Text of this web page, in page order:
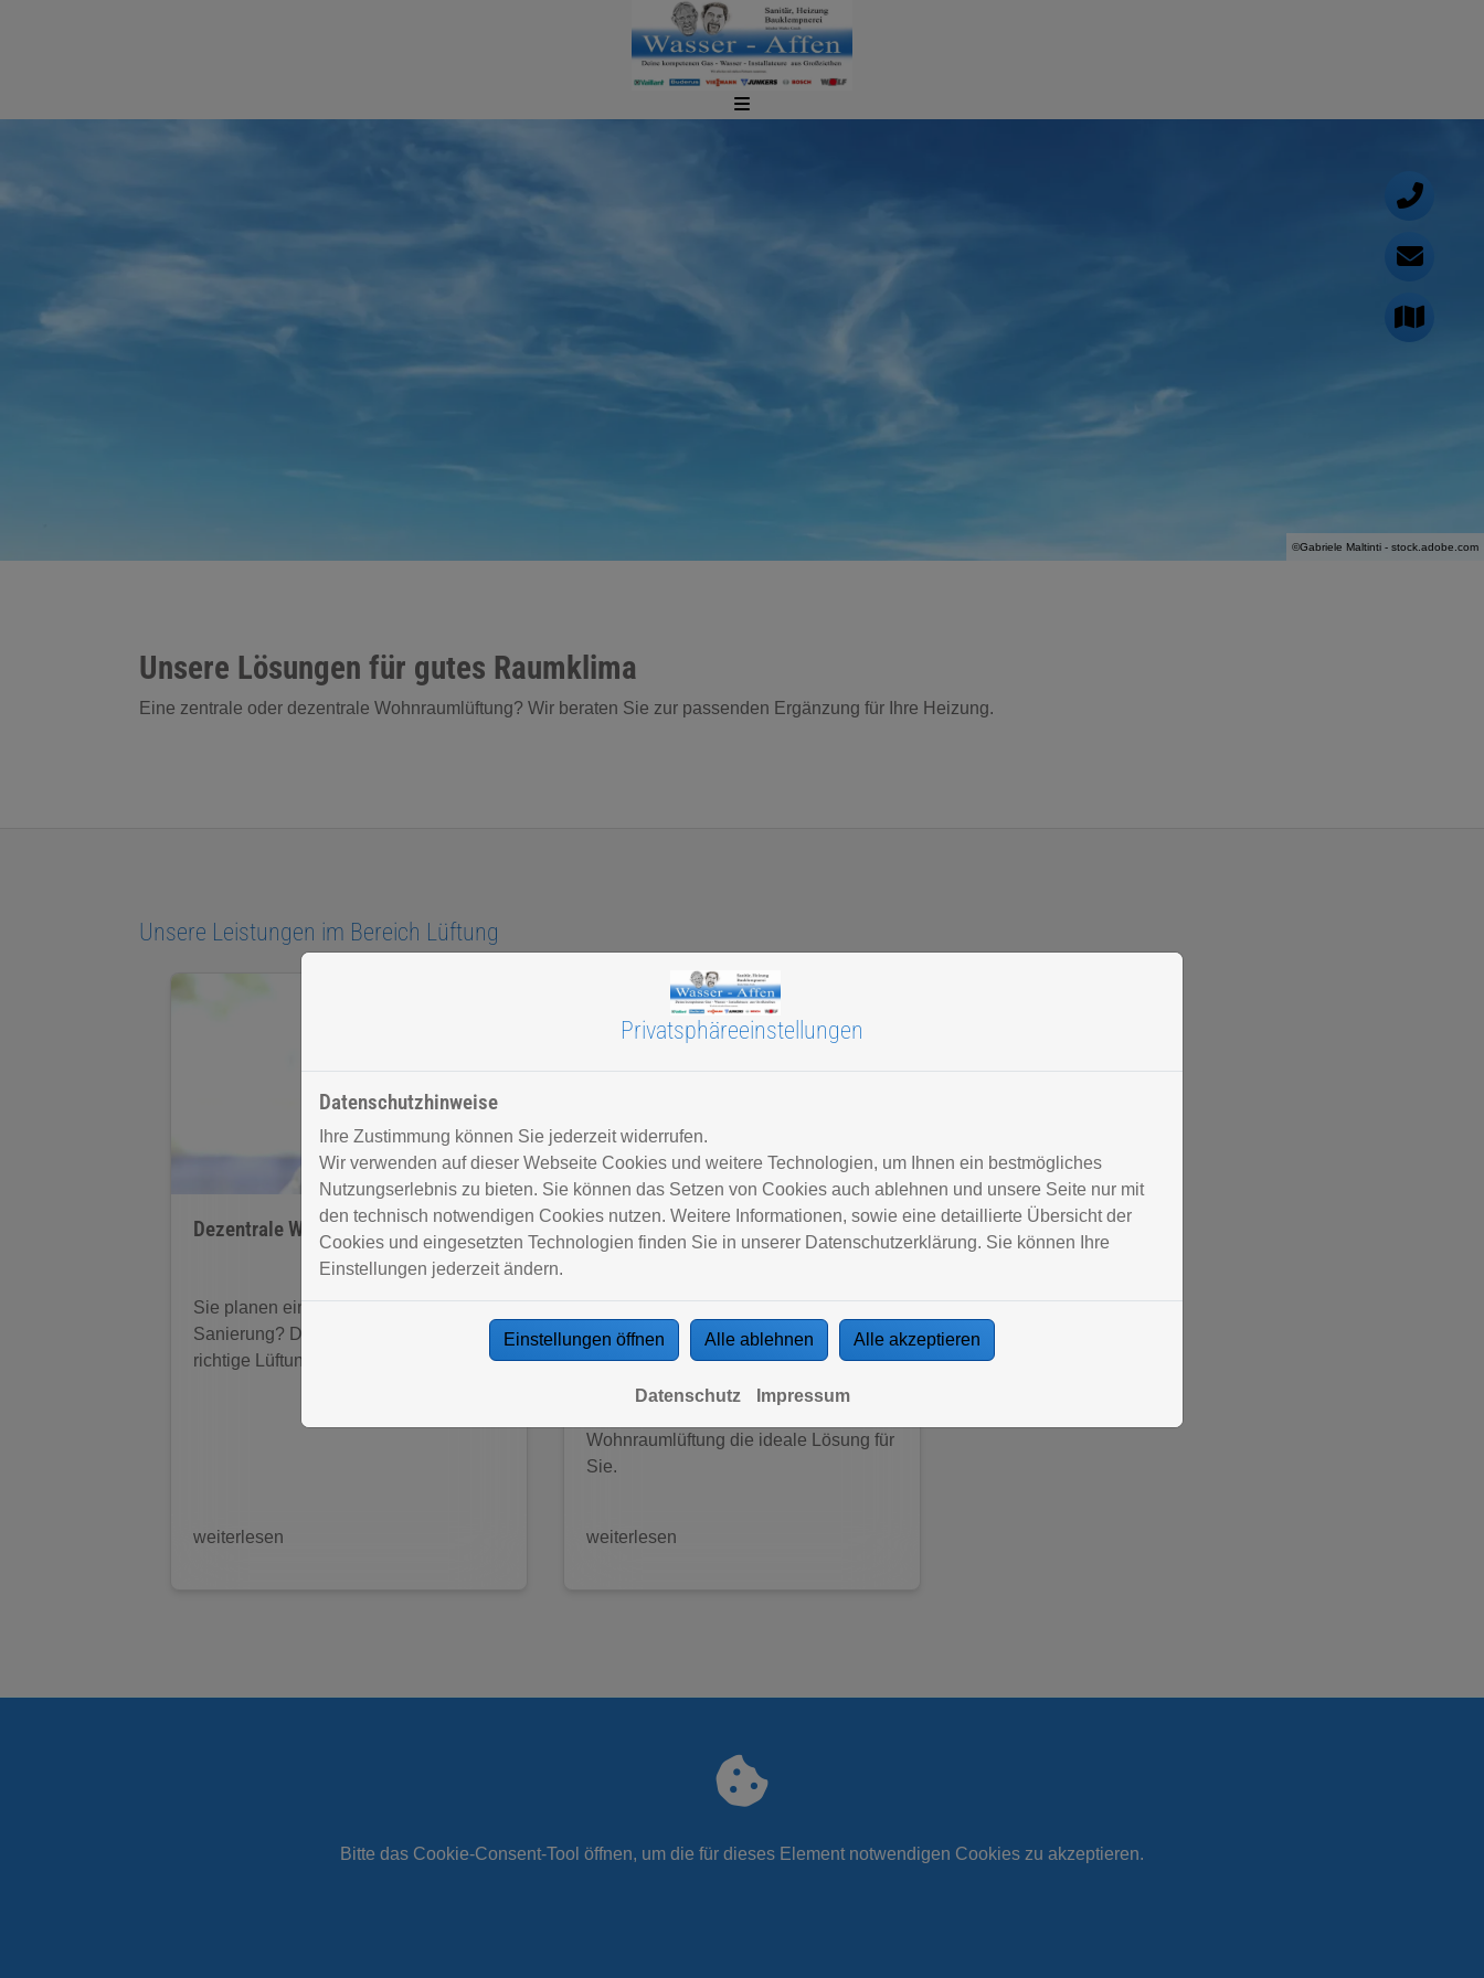
©Gabriele Maltinti - stock.adobe.com
Unsere Lösungen für gutes Raumklima
Eine zentrale oder dezentrale Wohnraumlüftung? Wir beraten Sie zur passenden Ergänzung für Ihre Heizung.
Unsere Leistungen im Bereich Lüftung
Dezentrale Wohnraumlüftung
Sie planen eine energetische
Sanierung? Dann sollten Sie an das
richtige Lüftungskonzept denken.
weiterlesen
Zentrale Wohnraumlüftung
Sie planen einen Neubau und suchen
eine möglichst energieeffiziente
Möglichkeit der Lüftung? Sie wollen
Sommer wie Winter ein angenehmes
Wohnraumlüftung die ideale Lösung für
Sie.
weiterlesen
Bitte das Cookie-Consent-Tool öffnen, um die für dieses Element notwendigen Cookies zu akzeptieren.
Privatsphäre­einstellungen
Datenschutzhinweise
Ihre Zustimmung können Sie jederzeit widerrufen.
Wir verwenden auf dieser Webseite Cookies und weitere Technologien, um Ihnen ein bestmögliches
Nutzungserlebnis zu bieten. Sie können das Setzen von Cookies auch ablehnen und unsere Seite nur mit
den technisch notwendigen Cookies nutzen. Weitere Informationen, sowie eine detaillierte Übersicht der
Cookies und eingesetzten Technologien finden Sie in unserer Datenschutzerklärung. Sie können Ihre
Einstellungen jederzeit ändern.
Einstellungen öffnen Alle ablehnen Alle akzeptieren
Datenschutz Impressum